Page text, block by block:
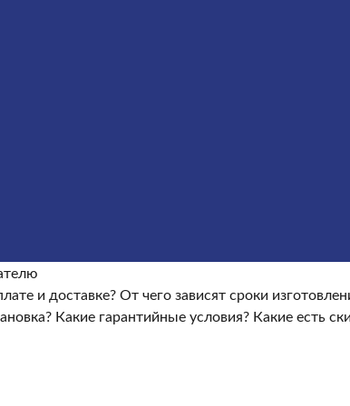
и доставке? От чего зависят сроки
Какие гарантийные условия? Какие есть